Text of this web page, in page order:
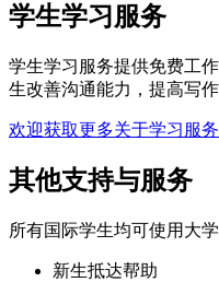
学生学习服务
学生学习服务提供免费工
生改善沟通能力，提高写
欢迎获取更多关于学习服务
其他支持与服务
所有国际学生均可使用大
新生抵达帮助